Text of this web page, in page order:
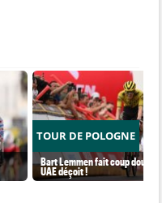
TOUR DE POLOGNE
Bart Lemmen fait coup double
UAE déçoit !